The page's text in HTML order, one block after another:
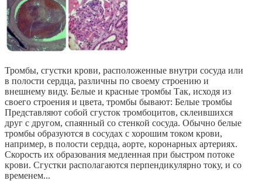
Тромбы, сгустки крови, расположенные внутри сосуда или
в полости сердца, различны по своему строению и
внешнему виду. Белые и красные тромбы Так, исходя из
своего строения и цвета, тромбы бывают: Белые тромбы
Представляют собой сгусток тромбоцитов, склеившихся
друг с другом, спаянный со стенкой сосуда. Обычно белые
тромбы образуются в сосудах с хорошим током крови,
например, в полости сердца, аорте, коронарных артериях.
Скорость их образования медленная при быстром потоке
крови. Сгустки располагаются перпендикулярно току, и со
временем...